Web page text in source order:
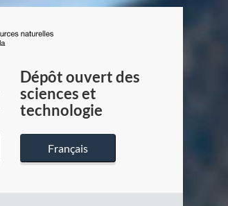
du
Canada
Dépôt ouvert des
sciences et
technologie
Français